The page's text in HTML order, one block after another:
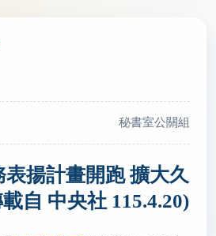
秘書室公關組
揚計畫開跑 擴大久
自 中央社 115.4.20)